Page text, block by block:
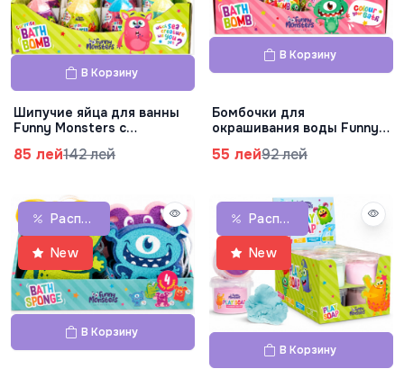
В Корзину
Шипучие яйца для ванны
Funny Monsters с
42.815.00
85 лей142 лей
В Корзину
Бомбочки для
окрашивания воды Funny
55 лей92 лей
Распродажа
New
В Корзину
Распродажа
New
В Корзину